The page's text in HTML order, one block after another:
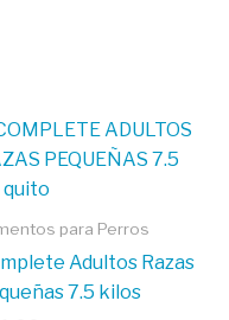
para Perros
Adultos Razas
7.5 kilos